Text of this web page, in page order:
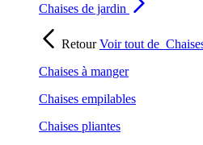
Chaises de jardin
RetourVoir tout de
Chaises à manger
Chaises empilables
Chaises pliantes